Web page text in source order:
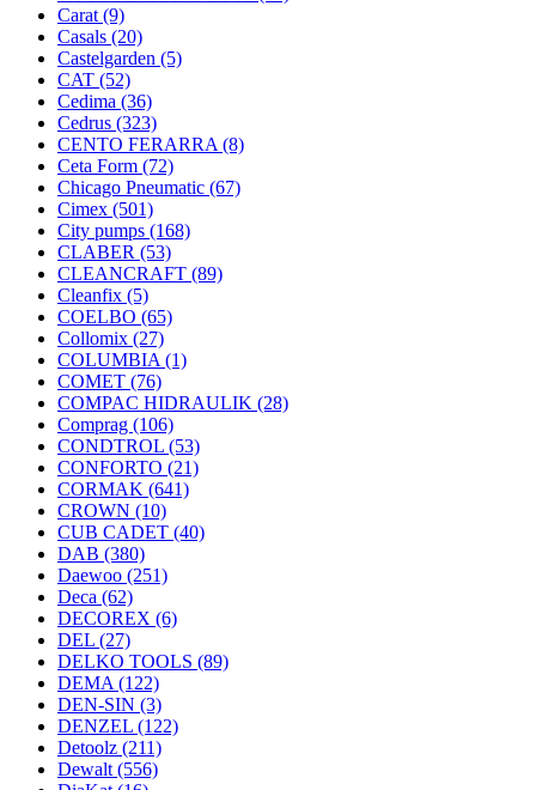
Carat (9)
Casals (20)
Castelgarden (5)
CAT (52)
Cedima (36)
Cedrus (323)
CENTO FERARRA (8)
Ceta Form (72)
Chicago Pneumatic (67)
Cimex (501)
City pumps (168)
CLABER (53)
CLEANCRAFT (89)
Cleanfix (5)
COELBO (65)
Collomix (27)
COLUMBIA (1)
COMET (76)
COMPAC HIDRAULIK (28)
Comprag (106)
CONDTROL (53)
CONFORTO (21)
CORMAK (641)
CROWN (10)
CUB CADET (40)
DAB (380)
Daewoo (251)
Deca (62)
DECOREX (6)
DEL (27)
DELKO TOOLS (89)
DEMA (122)
DEN-SIN (3)
DENZEL (122)
Detoolz (211)
Dewalt (556)